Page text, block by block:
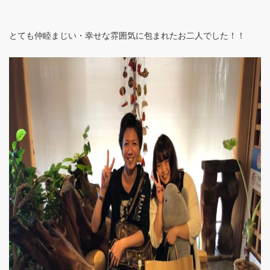
とても仲睦まじい・幸せな雰囲気に包まれたお二人でした！！